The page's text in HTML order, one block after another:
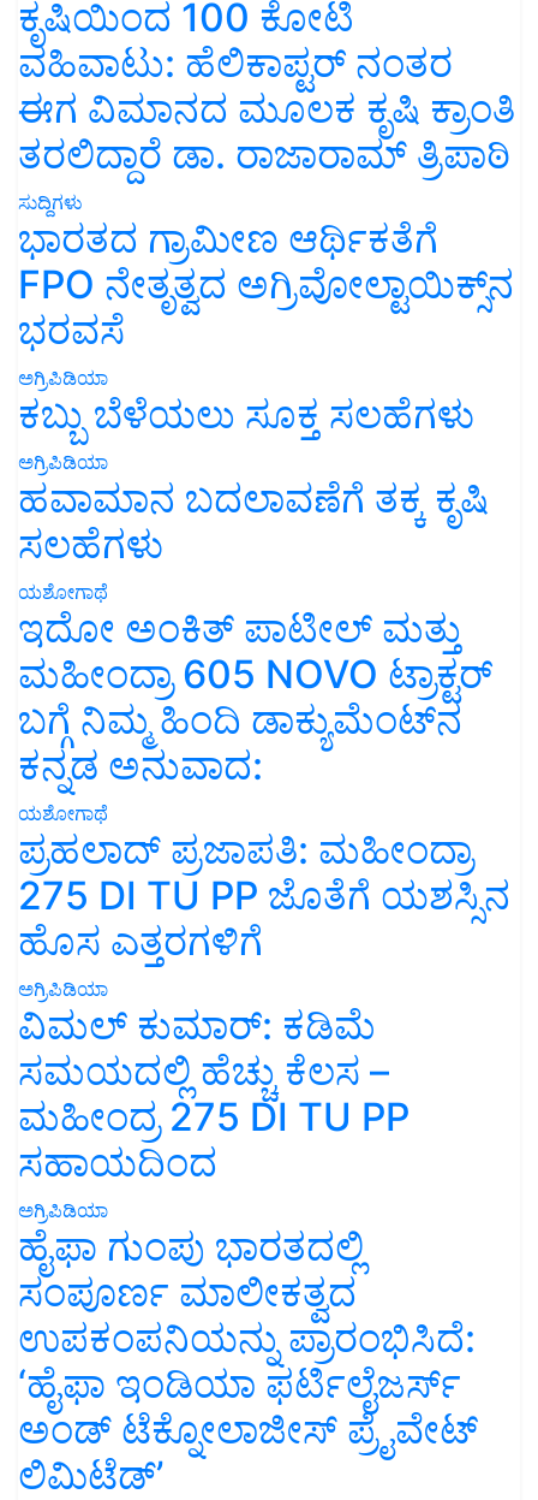
ಕೃಷಿಯಿಂದ 100 ಕೋಟಿ
ವಹಿವಾಟು: ಹೆಲಿಕಾಪ್ಟರ್ ನಂತರ
ಈಗ ವಿಮಾನದ ಮೂಲಕ ಕೃಷಿ ಕ್ರಾಂತಿ
ತರಲಿದ್ದಾರೆ ಡಾ. ರಾಜಾರಾಮ್ ತ್ರಿಪಾಠಿ
ಸುದ್ದಿಗಳು
ಭಾರತದ ಗ್ರಾಮೀಣ ಆರ್ಥಿಕತೆಗೆ
FPO ನೇತೃತ್ವದ ಅಗ್ರಿವೋಲ್ಟಾಯಿಕ್ಸ್‌ನ
ಭರವಸೆ
ಅಗ್ರಿಪಿಡಿಯಾ
ಕಬ್ಬು ಬೆಳೆಯಲು ಸೂಕ್ತ ಸಲಹೆಗಳು
ಅಗ್ರಿಪಿಡಿಯಾ
ಹವಾಮಾನ ಬದಲಾವಣೆಗೆ ತಕ್ಕ ಕೃಷಿ
ಸಲಹೆಗಳು
ಯಶೋಗಾಥೆ
ಇದೋ ಅಂಕಿತ್ ಪಾಟೀಲ್ ಮತ್ತು
ಮಹೀಂದ್ರಾ 605 NOVO ಟ್ರಾಕ್ಟರ್
ಬಗ್ಗೆ ನಿಮ್ಮ ಹಿಂದಿ ಡಾಕ್ಯುಮೆಂಟ್‌ನ
ಕನ್ನಡ ಅನುವಾದ:
ಯಶೋಗಾಥೆ
ಪ್ರಹಲಾದ್ ಪ್ರಜಾಪತಿ: ಮಹೀಂದ್ರಾ
275 DI TU PP ಜೊತೆಗೆ ಯಶಸ್ಸಿನ
ಹೊಸ ಎತ್ತರಗಳಿಗೆ
ಅಗ್ರಿಪಿಡಿಯಾ
ವಿಮಲ್ ಕುಮಾರ್: ಕಡಿಮೆ
ಸಮಯದಲ್ಲಿ ಹೆಚ್ಚು ಕೆಲಸ –
ಮಹೀಂದ್ರ 275 DI TU PP
ಸಹಾಯದಿಂದ
ಅಗ್ರಿಪಿಡಿಯಾ
ಹೈಫಾ ಗುಂಪು ಭಾರತದಲ್ಲಿ
ಸಂಪೂರ್ಣ ಮಾಲೀಕತ್ವದ
ಉಪಕಂಪನಿಯನ್ನು ಪ್ರಾರಂಭಿಸಿದೆ:
‘ಹೈಫಾ ಇಂಡಿಯಾ ಫರ್ಟಿಲೈಜರ್ಸ್
ಅಂಡ್ ಟೆಕ್ನೋಲಾಜೀಸ್ ಪ್ರೈವೇಟ್
ಲಿಮಿಟೆಡ್’